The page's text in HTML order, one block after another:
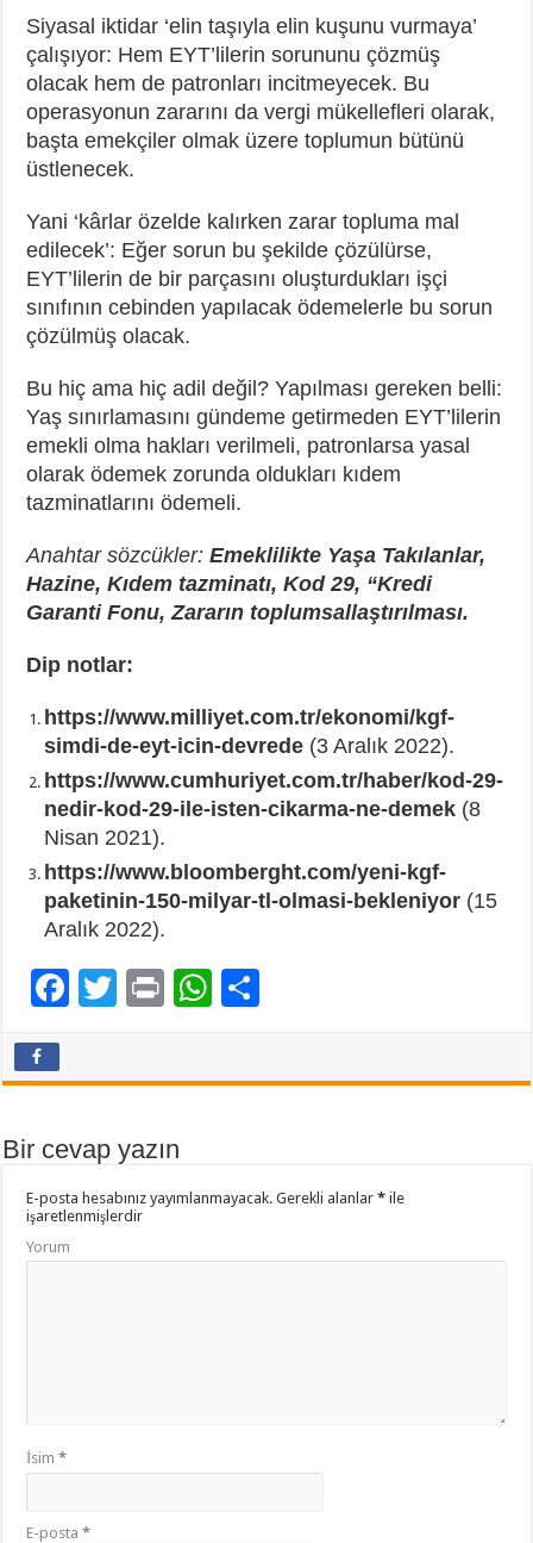
Siyasal iktidar ‘elin taşıyla elin kuşunu vurmaya’
çalışıyor: Hem EYT’lilerin sorununu çözmüş
olacak hem de patronları incitmeyecek. Bu
operasyonun zararını da vergi mükellefleri olarak,
başta emekçiler olmak üzere toplumun bütünü
üstlenecek.
Yani ‘kârlar özelde kalırken zarar topluma mal
edilecek’: Eğer sorun bu şekilde çözülürse,
EYT’lilerin de bir parçasını oluşturdukları işçi
sınıfının cebinden yapılacak ödemelerle bu sorun
çözülmüş olacak.
Bu hiç ama hiç adil değil? Yapılması gereken belli:
Yaş sınırlamasını gündeme getirmeden EYT’lilerin
emekli olma hakları verilmeli, patronlarsa yasal
olarak ödemek zorunda oldukları kıdem
tazminatlarını ödemeli.
Anahtar sözcükler:Emeklilikte Yaşa Takılanlar,
Hazine, Kıdem tazminatı, Kod 29, “Kredi
Garanti Fonu, Zararın toplumsallaştırılması.
Dip notlar:
https://www.milliyet.com.tr/ekonomi/kgf-
simdi-de-eyt-icin-devrede (3 Aralık 2022).
https://www.cumhuriyet.com.tr/haber/kod-29-
nedir-kod-29-ile-isten-cikarma-ne-demek (8
Nisan 2021).
https://www.bloomberght.com/yeni-kgf-
paketinin-150-milyar-tl-olmasi-bekleniyor (15
Aralık 2022).
F
o
k
T
Pr W
Bir cevap yazın
E-posta hesabınız yayımlanmayacak. Gerekli alanlar* ile
işaretlenmişlerdir
Yorum
İsim*
E-posta*